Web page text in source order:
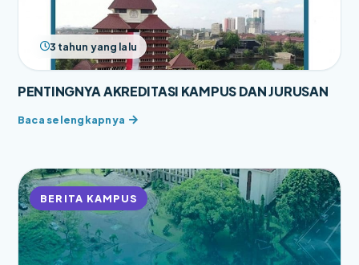
3 tahun yang lalu
PENTINGNYA AKREDITASI KAMPUS DAN JURUSAN
BERITA KAMPUS